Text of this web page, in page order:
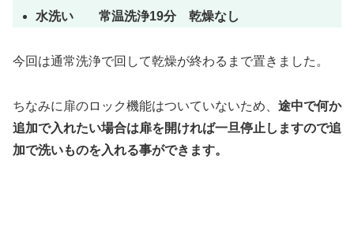
水洗い 常温洗浄19分 乾燥なし
今回は通常洗浄で回して乾燥が終わるまで置きました。
ちなみに扉のロック機能はついていないため、 途中で何か
追加で入れたい場合は扉を開ければ一旦停止しますので追
加で洗いものを入れる事ができます。